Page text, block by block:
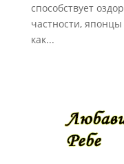
способствует
частности,
как...